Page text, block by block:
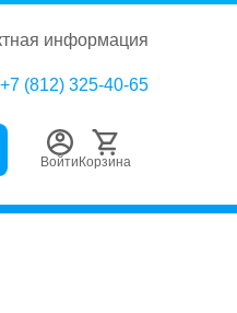
информация
+7 (812) 325-40-65
номер (Артикул),
Войти Корзина